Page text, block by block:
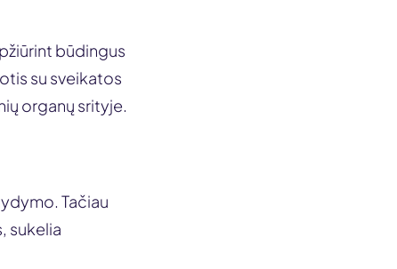
būdingus
su sveikatos
organų srityje.
Tačiau
sukelia